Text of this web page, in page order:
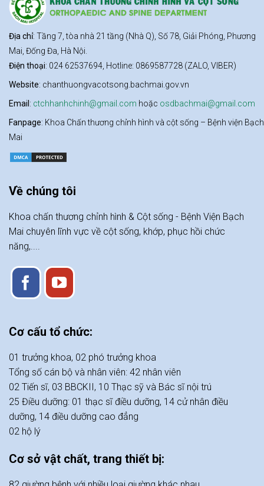
Địa chỉ: Tầng 7, tòa nhà 21 tầng (Nhà Q), Số 78, Giải Phóng, Phương
Mai, Đống Đa, Hà Nội.
Điện thoại: 024 62537694, Hotline: 0869587728 (ZALO, VIBER)
Website: chanthuongvacotsong.bachmai.gov.vn
Email : ctchhanhchinh@gmail.com hoặc osdbachmai@gmail.com
Fanpage: Khoa Chấn thương chỉnh hình và cột sống – Bệnh viện Bạch
Mai
Về chúng tôi
Khoa chấn thương chỉnh hình & Cột sống - Bệnh Viện Bạch
Mai chuyên lĩnh vực về cột sống, khớp, phục hồi chức
năng,....
Cơ cấu tổ chức:
01 trưởng khoa, 02 phó trưởng khoa
Tổng số cán bộ và nhân viên: 42 nhân viên
02 Tiến sĩ, 03 BBCKII, 10 Thạc sỹ và Bác sĩ nội trú
25 Điều dưỡng: 01 thạc sĩ điều dưỡng, 14 cử nhân điều
dưỡng, 14 điều dưỡng cao đẳng
02 hộ lý
Cơ sở vật chất, trang thiết bị: